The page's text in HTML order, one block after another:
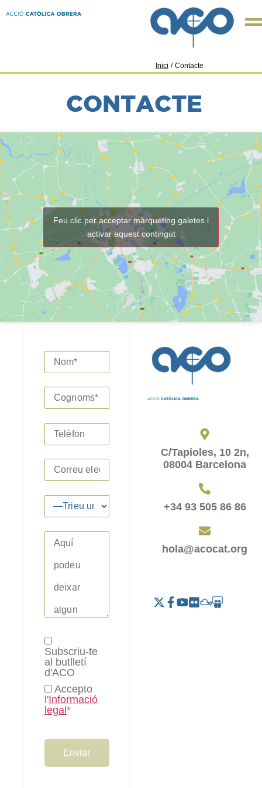
Inici / Contacte
CONTACTE
Feu clic per acceptar màrqueting galetes i
activar aquest contingut
Subscriu-te
al butlletí
d'ACO
Accepto
l'Informació
legal*
C/Tapioles, 10 2n,
08004 Barcelona
+34 93 505 86 86
hola@acocat.org